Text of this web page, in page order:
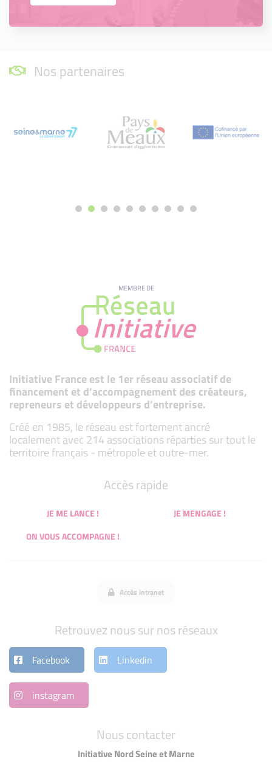
Nos partenaires
MEMBRE DE
Initiative France est le 1er réseau associatif de
financement et d’accompagnement des créateurs,
repreneurs et développeurs d’entreprise.
Créé en 1985, le réseau est fortement ancré
localement avec 214 associations réparties sur tout le
territoire français - métropole et outre-mer.
Nous contacter
Initiative Nord Seine et Marne
Accès rapide
JE ME LANCE !
JE MENGAGE !
ON VOUS ACCOMPAGNE !
Accès intranet
Retrouvez nous sur nos réseaux
Facebook Linkedin
instagram